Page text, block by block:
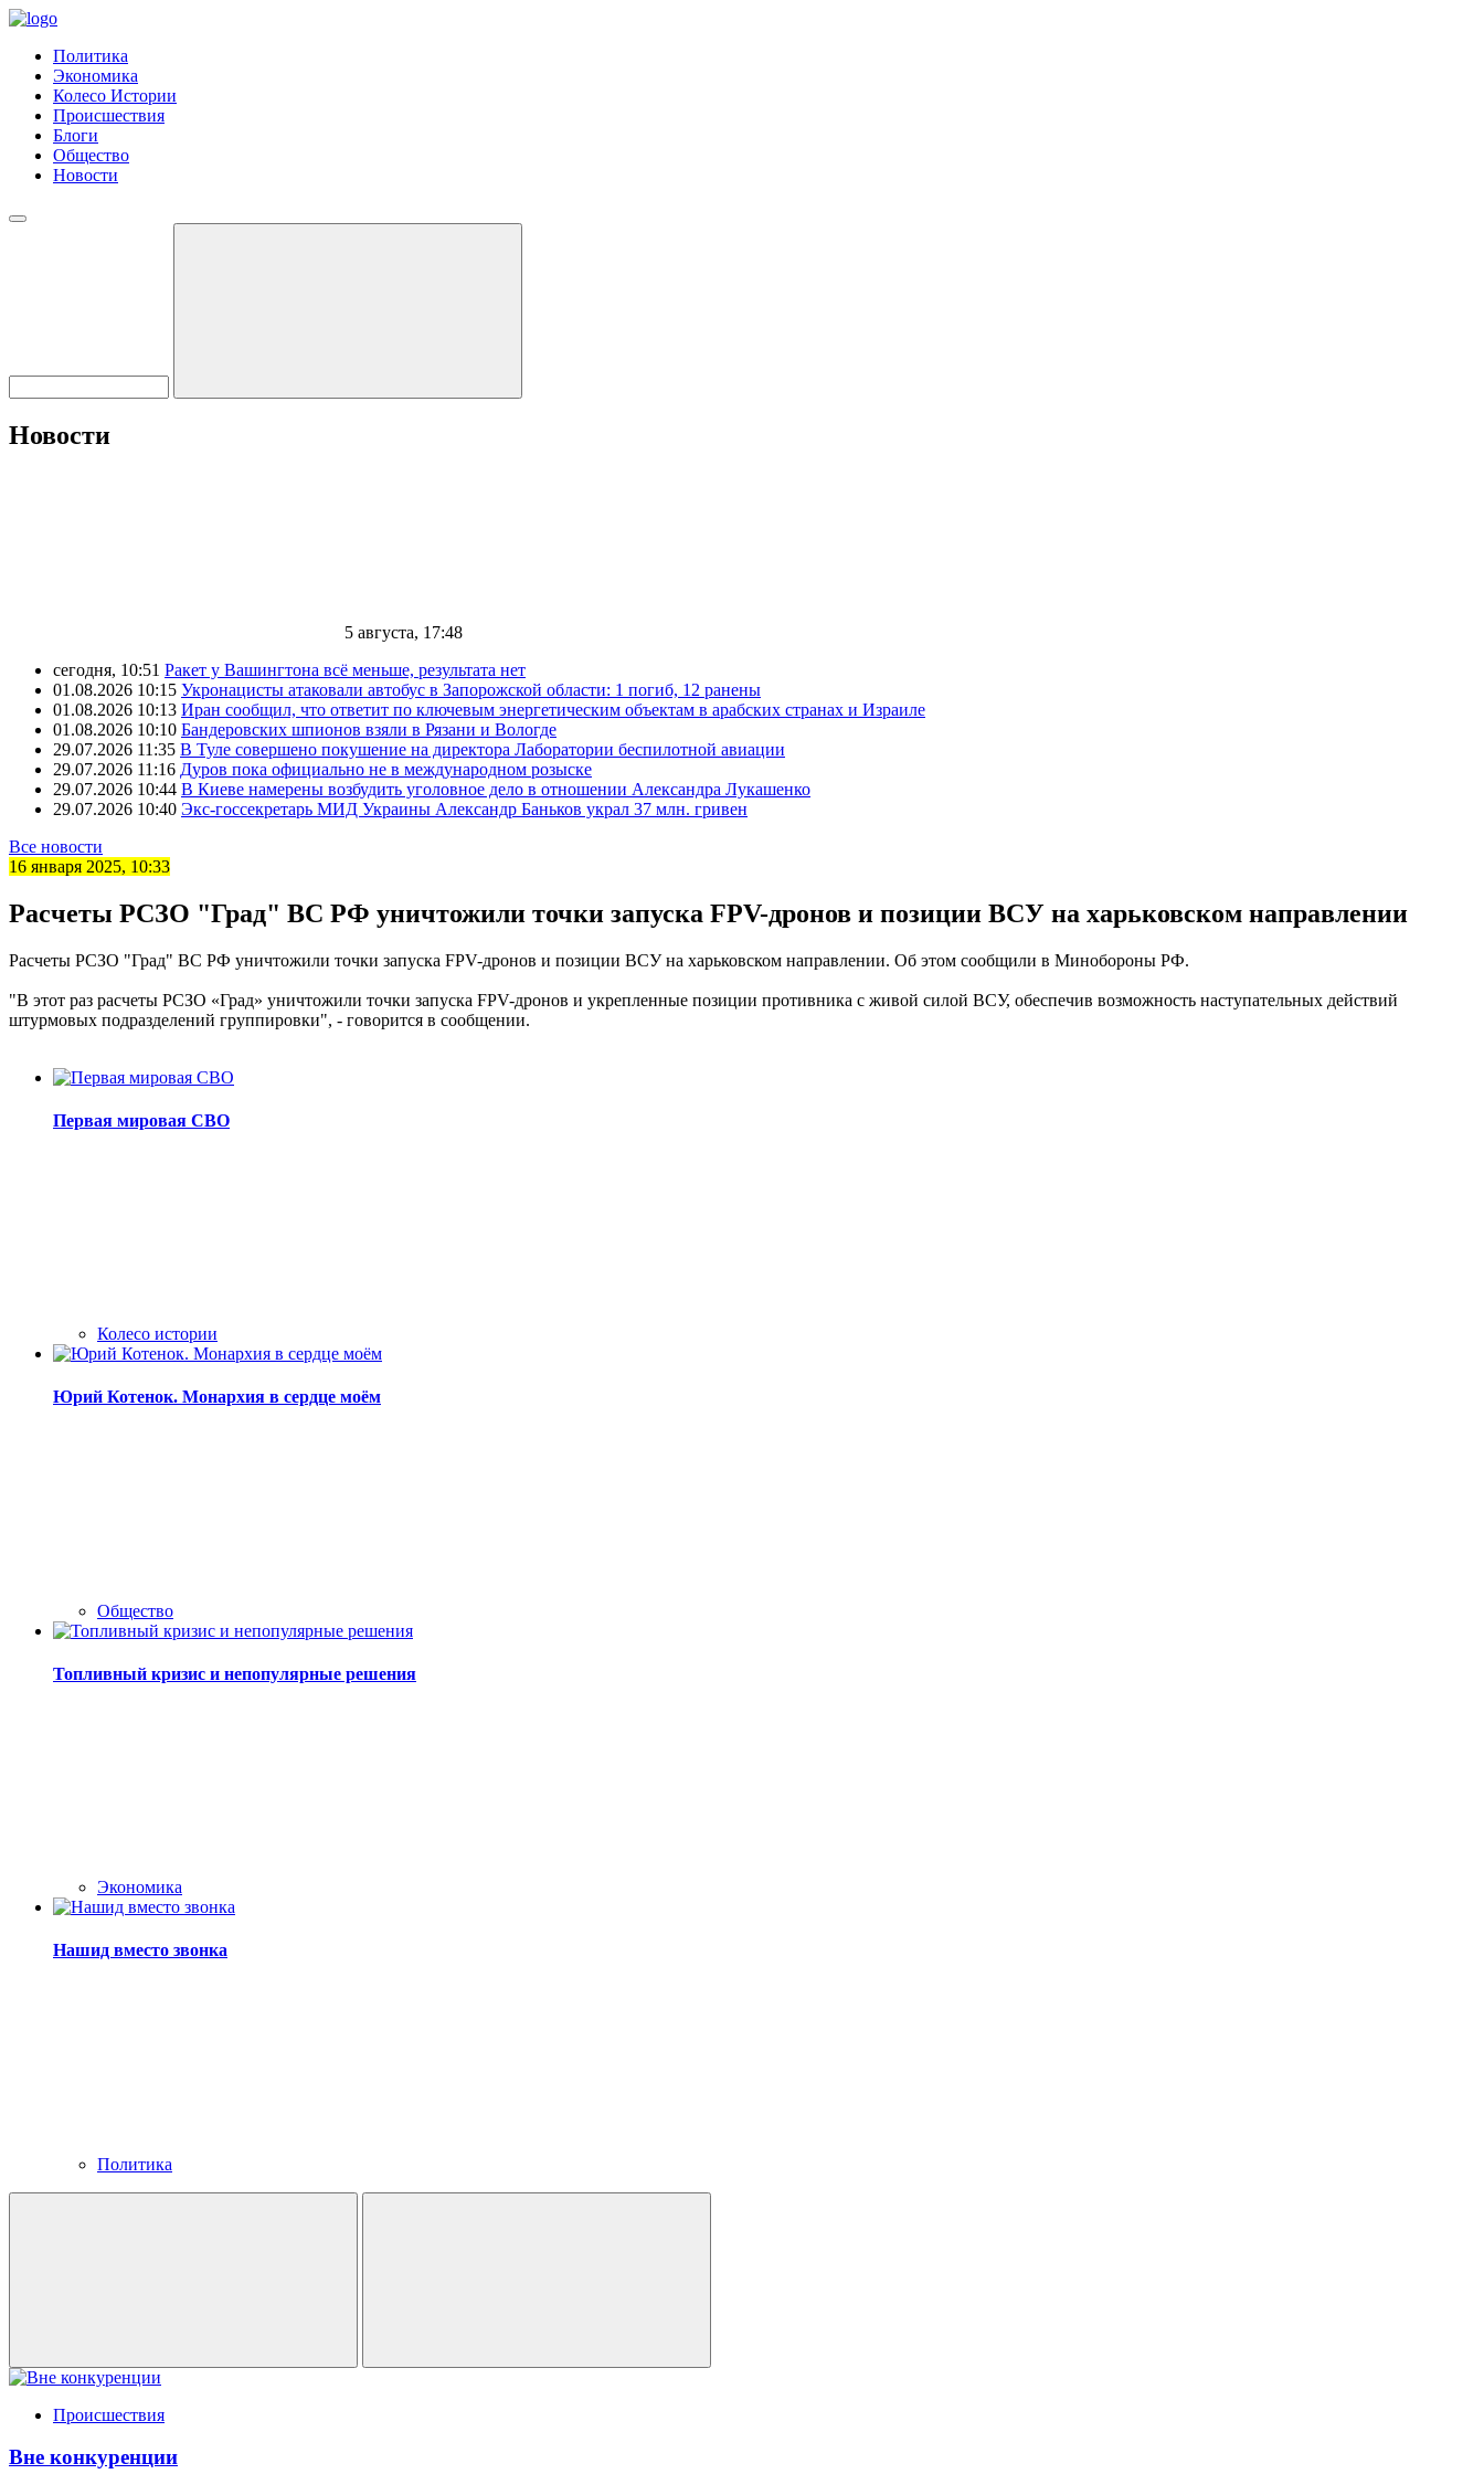
Политика
Экономика
Колесо Истории
Происшествия
Блоги
Общество
Новости
Новости
5 августа, 17:48
сегодня, 10:51 Ракет у Вашингтона всё меньше, результата нет
01.08.2026 10:15 Укронацисты атаковали автобус в Запорожской области: 1 погиб, 12 ранены
01.08.2026 10:13 Иран сообщил, что ответит по ключевым энергетическим объектам в арабских странах и Израиле
01.08.2026 10:10 Бандеровских шпионов взяли в Рязани и Вологде
29.07.2026 11:35 В Туле совершено покушение на директора Лаборатории беспилотной авиации
29.07.2026 11:16 Дуров пока официально не в международном розыске
29.07.2026 10:44 В Киеве намерены возбудить уголовное дело в отношении Александра Лукашенко
29.07.2026 10:40 Экс-госсекретарь МИД Украины Александр Баньков украл 37 млн. гривен
Все новости
16 января 2025, 10:33
Расчеты РСЗО "Град" ВС РФ уничтожили точки запуска FPV-дронов и позиции ВСУ на харьковском направлении
Расчеты РСЗО "Град" ВС РФ уничтожили точки запуска FPV-дронов и позиции ВСУ на харьковском направлении. Об этом сообщили в Минобороны РФ.
"В этот раз расчеты РСЗО «Град» уничтожили точки запуска FPV-дронов и укрепленные позиции противника с живой силой ВСУ, обеспечив возможность наступательных действий
штурмовых подразделений группировки", - говорится в сообщении.
Первая мировая СВО
Колесо истории
Юрий Котенок. Монархия в сердце моём
Общество
Топливный кризис и непопулярные решения
Экономика
Нашид вместо звонка
Политика
Происшествия
Вне конкуренции